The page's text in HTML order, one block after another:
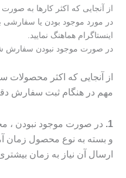
از آنجایی که اکثر کارها به
در مورد موجود بودن یا
اینستاگرام هماهنگ نمایید.
در صورت موجود نبودن سفارش شما ظرف مدت15-
از آنجایی که اکثر
مهم در هنگام ثبت سفارش
1. در صورت موجود نبودن ،
و بسته به نوع محصول
ارسال آن نیاز به زمان